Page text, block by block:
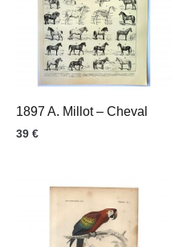
1897 A. Millot – Cheval
39 €